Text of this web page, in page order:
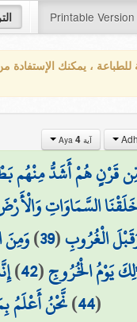
Printable Version
، يمكنك الإستفادة
آية Aya 4
قَرْنٍ هُمْ أَشَدُّ مِنْهُم
السَّمَاوَاتِ
الْغُرُوبِ(
39
)وَمِنَ
يَوْمُ الْخُرُوجِ(
42
)
(
44
)نَّحْنُ أَعْلَمُ